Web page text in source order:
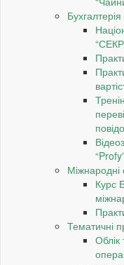
Міжнародні
Курс
Тематичні